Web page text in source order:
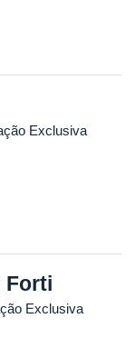
Exclusiva
Forti
Exclusiva